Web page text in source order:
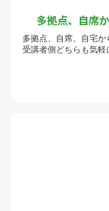
多拠点、自席
多拠点、自席、自宅か
受講者側どちらも気軽